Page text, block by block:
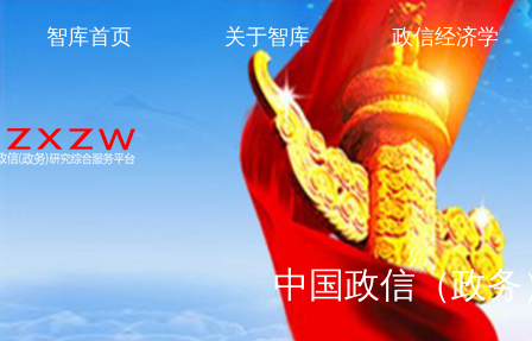
中国政信（政
智库首页 关于智库 政信经济学